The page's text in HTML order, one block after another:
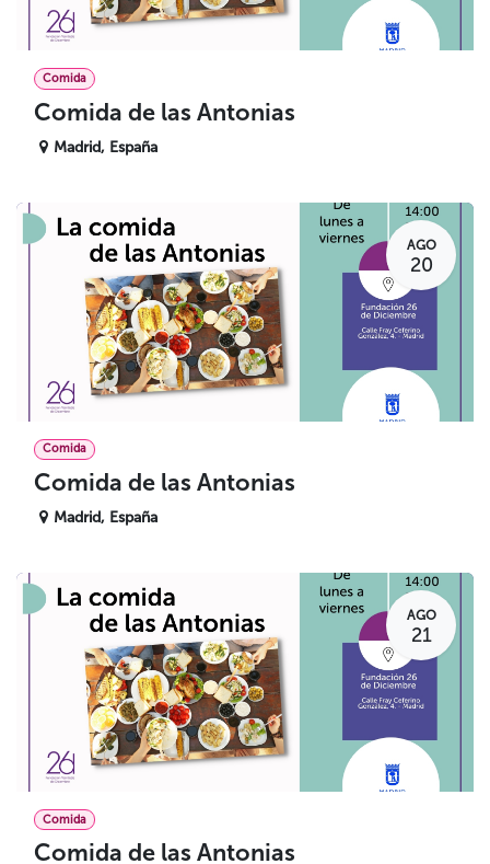
Comida
Comida de las Antonias
Madrid, España
AGO
20
Comida
Comida de las Antonias
Madrid, España
AGO
21
Comida
Comida de las Antonias